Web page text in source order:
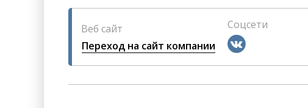
Веб сайт
Переход на сайт компании
Соцсети